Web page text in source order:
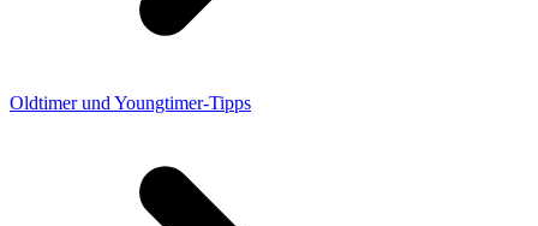
Oldtimer und Youngtimer-Tipps